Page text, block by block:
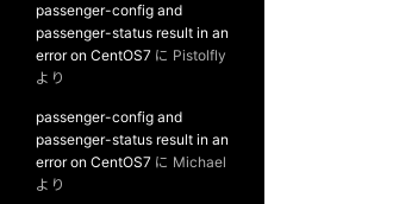
passenger-config and
passenger-status result in an
error on CentOS7 に Pistolfly
より
passenger-config and
passenger-status result in an
error on CentOS7 に Michael
より